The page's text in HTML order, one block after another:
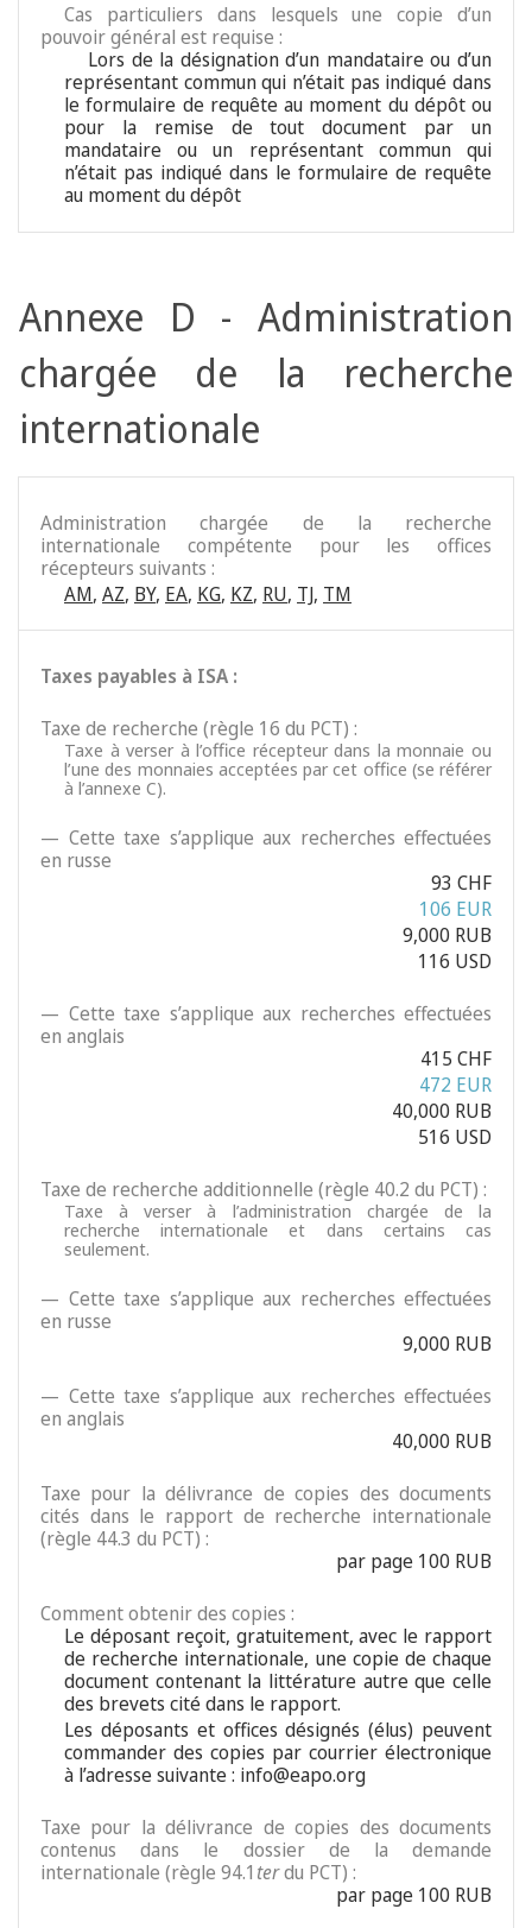
Cas particuliers dans lesquels une copie d’un
pouvoir général est requise :
Lors de la désignation d’un mandataire ou d’un
représentant commun qui n’était pas indiqué dans
le formulaire de requête au moment du dépôt ou
pour la remise de tout document par un
mandataire ou un représentant commun qui
n’était pas indiqué dans le formulaire de requête
au moment du dépôt
Annexe D - Administration
chargée de la recherche
internationale
Administration chargée de la recherche
internationale compétente pour les offices
récepteurs suivants :
AM, AZ, BY, EA, KG, KZ, RU, TJ, TM
Taxes payables à ISA :
Taxe de recherche (règle 16 du PCT) :
Taxe à verser à l’office récepteur dans la monnaie ou
l’une des monnaies acceptées par cet office (se référer
à l’annexe C).
— Cette taxe s’applique aux recherches effectuées
en russe
93 CHF
106 EUR
9,000 RUB
116 USD
— Cette taxe s’applique aux recherches effectuées
en anglais
415 CHF
472 EUR
40,000 RUB
516 USD
Taxe de recherche additionnelle (règle 40.2 du PCT) :
Taxe à verser à l’administration chargée de la
recherche internationale et dans certains cas
seulement.
— Cette taxe s’applique aux recherches effectuées
en russe
9,000 RUB
— Cette taxe s’applique aux recherches effectuées
en anglais
40,000 RUB
Taxe pour la délivrance de copies des documents
cités dans le rapport de recherche internationale
(règle 44.3 du PCT) :
par page 100 RUB
Comment obtenir des copies :
Le déposant reçoit, gratuitement, avec le rapport
de recherche internationale, une copie de chaque
document contenant la littérature autre que celle
des brevets cité dans le rapport.
Les déposants et offices désignés (élus) peuvent
commander des copies par courrier électronique
à l’adresse suivante : info@eapo.org
Taxe pour la délivrance de copies des documents
contenus dans le dossier de la demande
internationale (règle 94.1 terdu PCT) :
par page 100 RUB